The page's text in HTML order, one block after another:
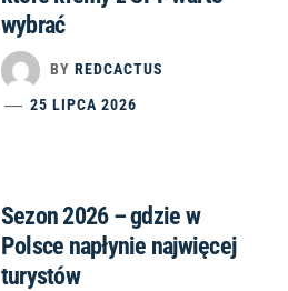
wybrać
BY REDCACTUS
25 LIPCA 2026
Sezon 2026 – gdzie w
Polsce napłynie najwięcej
turystów